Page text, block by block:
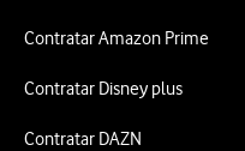
Contratar Amazon Prime
Contratar Disney plus
Contratar DAZN